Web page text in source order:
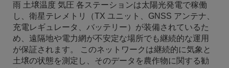
雨 土壌温度 気圧 各ステーションは太陽光発電で稼働
し、衛星テレメトリ（TX ユニット、GNSS アンテナ、
充電レギュレータ、バッテリー）が装備されているた
め、遠隔地や電力網が不安定な場所でも継続的な運用
が保証されます。 このネットワークは継続的に気象と
土壌の状態を測定し、そのデータを農作物に関する勧